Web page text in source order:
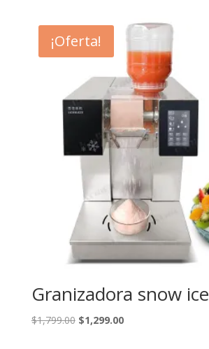
¡Oferta!
Granizadora snow ice
$1,799.00 El
$1,299.00El